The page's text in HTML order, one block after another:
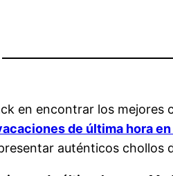
en encontrar los mejores
de última hora
auténticos chollos